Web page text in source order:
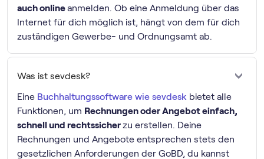
auch onlineanmelden. Ob eine Anmeldung über das
Internet für dich möglich ist, hängt von dem für dich
zuständigen Gewerbe- und Ordnungsamt ab.
Was ist sevdesk?
Eine Buch­haltungs­software wie sevdesk bietet alle
Funktionen, um Rechnungen oder Angebot einfach,
schnell und rechtssicherzu erstellen. Deine
Rechnungen und Angebote entsprechen stets den
gesetzlichen Anforderungen der GoBD, du kannst